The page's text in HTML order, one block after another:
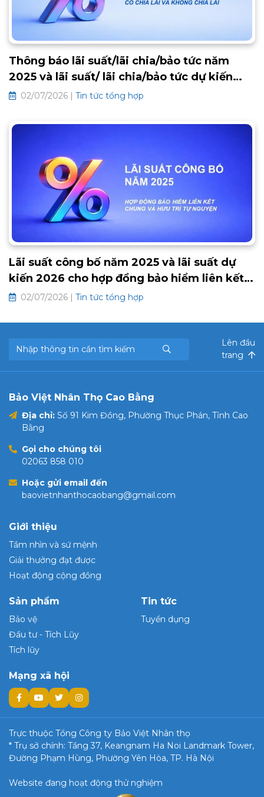
Thông báo lãi suất/lãi chia/bảo tức năm
2025 và lãi suất/ lãi chia/bảo tức dự kiến
2026 các hợp đồng bảo hiểm truyền thống
02/07/2026 | Tin tức tổng hợp
Lãi suất công bố năm 2025 và lãi suất dự
kiến 2026 cho hợp đồng bảo hiểm liên kết
chung và hưu trí tự nguyện
02/07/2026 | Tin tức tổng hợp
Lên đầu
trang
Bảo Việt Nhân Thọ Cao Bằng
Địa chỉ: Số 91 Kim Đồng, Phường Thục Phán, Tỉnh Cao
Bằng
Gọi cho chúng tôi
02063 858 010
Hoặc gửi email đến
baovietnhanthocaobang@gmail.com
Giới thiệu
Tầm nhìn và sứ mệnh
Giải thưởng đạt được
Hoạt động cộng đồng
Sản phẩm
Bảo vệ
Đầu tư - Tích Lũy
Tích lũy
Mạng xã hội
Tin tức
Tuyển dụng
Trực thuộc Tổng Công ty Bảo Việt Nhân thọ
* Trụ sở chính: Tầng 37, Keangnam Ha Noi Landmark Tower,
Đường Phạm Hùng, Phường Yên Hòa, TP. Hà Nội
Website đang hoạt động thử nghiệm